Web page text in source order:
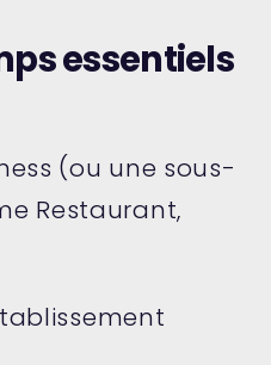
essentiels
(ou une sous-
Restaurant,